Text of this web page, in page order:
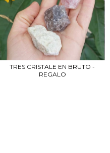
TRES CRISTALE EN BRUTO -
REGALO